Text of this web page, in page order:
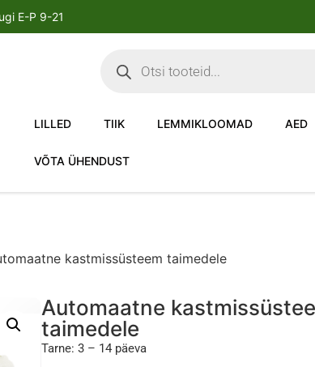
E-P 9-21
LILLED TIIK LEMMIKLOOMAD AED
VÕTA ÜHENDUST
kastmissüsteem taimedele
Automaatne
taimedele
Tarne: 3 – 14 päeva